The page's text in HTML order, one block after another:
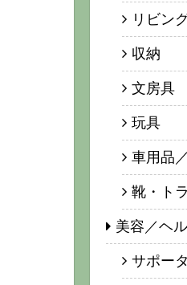
リビン
収納
文房具
玩具
車用品
靴・ト
美容／ヘ
サポー